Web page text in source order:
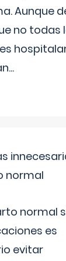
Aunque
no todas
...
normal
normal
es
evitar